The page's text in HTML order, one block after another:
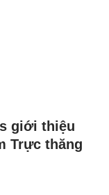
giới thiệu
Trực thăng